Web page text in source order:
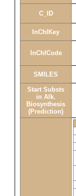
C_ID
InChIKey
InChICode
SMILES
Start Substs
in Alk.
Biosynthesis
(Prediction)